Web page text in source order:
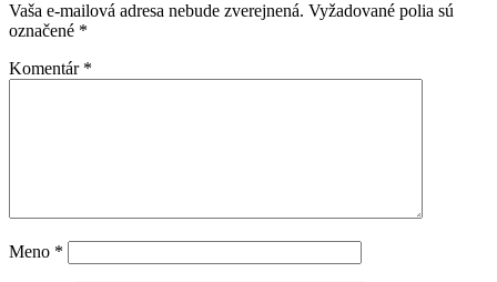
Vaša e-mailová adresa nebude zverejnená. Vyžadované polia sú
označené *
Komentár *
Meno *